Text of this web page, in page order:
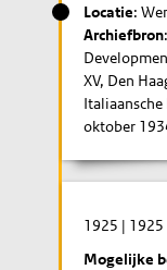
Locatie:
Archiefbron
XV, Den
oktober
1925 | 1925
Mogelijke